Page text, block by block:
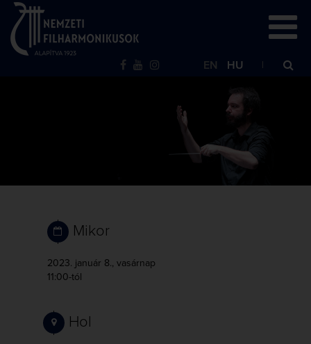
EN HU
Mikor
2023. január 8., vasárnap
11:00-tól
Hol